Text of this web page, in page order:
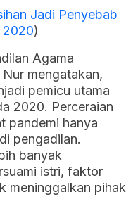
Jadi Penyebab
2020)
Agama
mengatakan,
pemicu utama
2020. Perceraian
pandemi hanya
pengadilan.
banyak
istri, faktor
meninggalkan pihak